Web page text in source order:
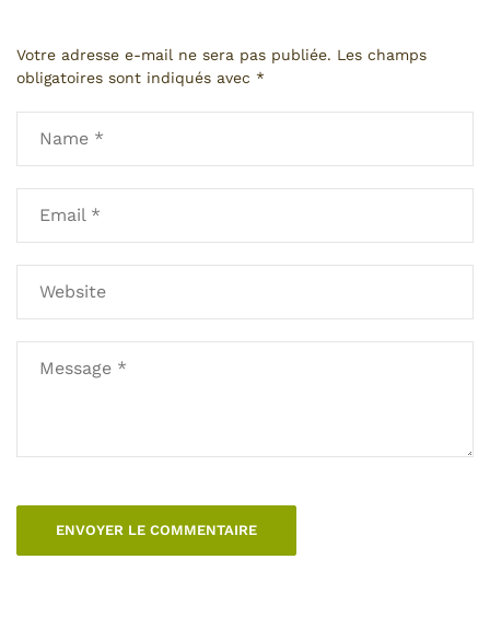
Votre adresse e-mail ne sera pas publiée. Les champs
obligatoires sont indiqués avec *